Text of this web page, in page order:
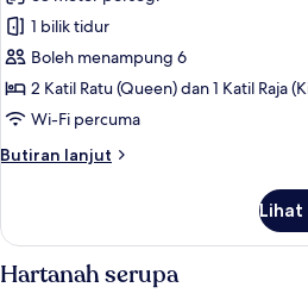
Executive
Suite,
Berbilang
Katil
1 bilik tidur
Boleh menampung 6
2 Katil Ratu (Queen) dan 1 Katil Raja
Wi-Fi percuma
Butiran lanjut
Butiran
Suite,
Berbilang
Katil
Lihat
Hartanah serupa